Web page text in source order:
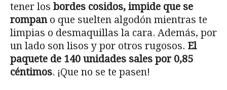
tener los bordes cosidos, impide que se
rompan o que suelten algodón mientras te
limpias o desmaquillas la cara. Además, por
un lado son lisos y por otros rugosos. El
paquete de 140 unidades sales por 0,85
céntimos. ¡Que no se te pasen!